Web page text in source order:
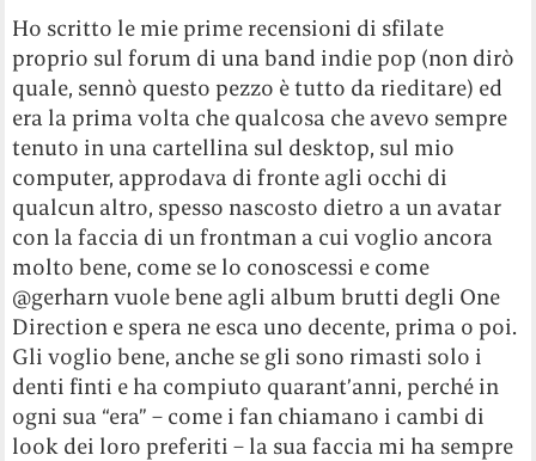
Ho scritto le mie prime recensioni di sfilate
proprio sul forum di una band indie pop (non dirò
quale, sennò questo pezzo è tutto da rieditare) ed
era la prima volta che qualcosa che avevo sempre
tenuto in una cartellina sul desktop, sul mio
computer, approdava di fronte agli occhi di
qualcun altro, spesso nascosto dietro a un avatar
con la faccia di un frontman a cui voglio ancora
molto bene, come se lo conoscessi e come
@gerharn vuole bene agli album brutti degli One
Direction e spera ne esca uno decente, prima o poi.
Gli voglio bene, anche se gli sono rimasti solo i
denti finti e ha compiuto quarant’anni, perché in
ogni sua “era” – come i fan chiamano i cambi di
look dei loro preferiti – la sua faccia mi ha sempre